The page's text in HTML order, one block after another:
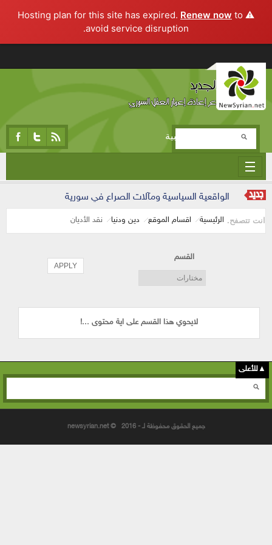
⚠️ Hosting plan for this site has expired.
Renew now to
avoid service disruption.
المرحلة التجريبية
الواقعية السياسية ومآلات الصراع في سورية
انت تتصفح. الرئيسية اقسام الموقع دين ودنيا نقد الأديان
القسم
لايحوي هذا القسم على اية محتوى ...!
استمارة البحث
▲للأعلى
جميع الحقوق محفوظة لـ - newsyrian.net © 2016